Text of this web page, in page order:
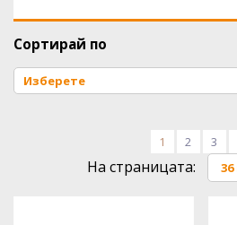
Сортирай по
1 2 3
На страницата: